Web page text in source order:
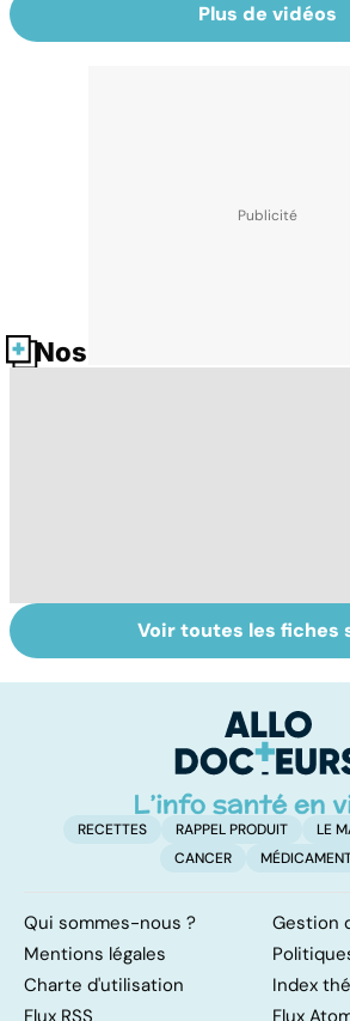
Plus de vidéos
Nos fiches santé
Tout savoir sur
les infections
Voir toutes les fiches
RECETTES RAPPEL PRODUIT
LE
CANCER
Qui sommes-nous ?
Gestion
Mentions légales
Charte d'utilisation
Index
Flux RSS
Flux